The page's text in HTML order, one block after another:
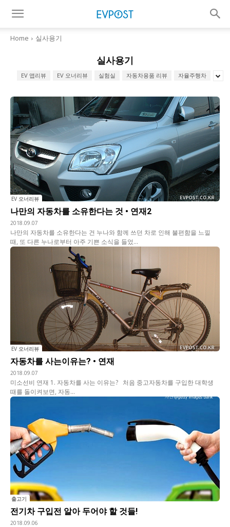
Home 실사용기
실사용기
EV 앱리뷰 EV 오너리뷰 실험실 자동차용품 리뷰 자율주행차
EV 오너리뷰
나만의 자동차를 소유한다는 것 • 연재2
2018.09.07
나만의 자동차를 소유한다는 건 누나와 함께 쓰던 차로 인해 불편함을 느낄
때, 또 다른 누나로부터 아주 기쁜 소식을 들었...
EV 오너리뷰
자동차를 사는이유는? • 연재
2018.09.07
미소선비 연재 1. 자동차를 사는 이유는? 처음 중고자동차를 구입한 대학생
때를 돌이켜보면, 자동...
출고기
전기차 구입전 알아 두어야 할 것들!
2018.09.06